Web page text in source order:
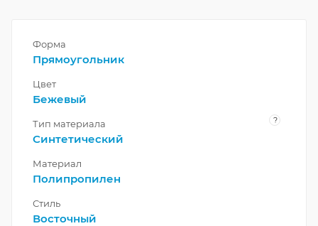
Форма
Прямоугольник
Цвет
Бежевый
Тип материала ?
Синтетический
Материал
Полипропилен
Стиль
Восточный